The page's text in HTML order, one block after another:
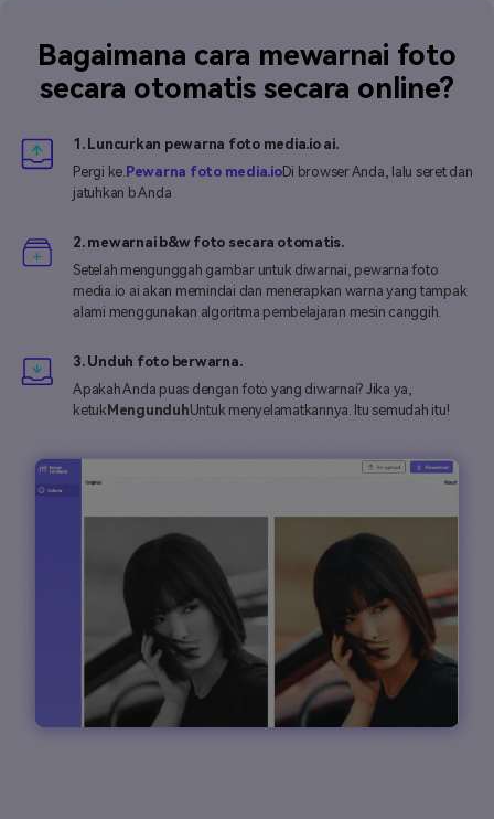
Bagaimana cara mewarnai foto
secara otomatis secara online?
1. Luncurkan pewarna foto media.io ai.
Pergi ke. Pewarna foto media.ioDi browser Anda, lalu seret dan
jatuhkan b Anda
2. mewarnai b&w foto secara otomatis.
Setelah mengunggah gambar untuk diwarnai, pewarna foto
media.io ai akan memindai dan menerapkan warna yang tampak
alami menggunakan algoritma pembelajaran mesin canggih.
3. Unduh foto berwarna.
Apakah Anda puas dengan foto yang diwarnai? Jika ya,
ketukMengunduhUntuk menyelamatkannya. Itu semudah itu!